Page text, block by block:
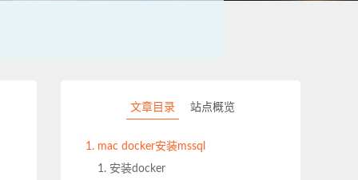
文章目录 站点概览
mac docker安装mssql
1. 安装docker